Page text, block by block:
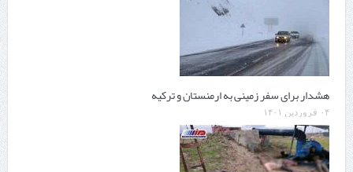
هشدار برای سفر زمینی به ارمنستان و ترکیه
۰۴ فروردین ۱۴۰۱